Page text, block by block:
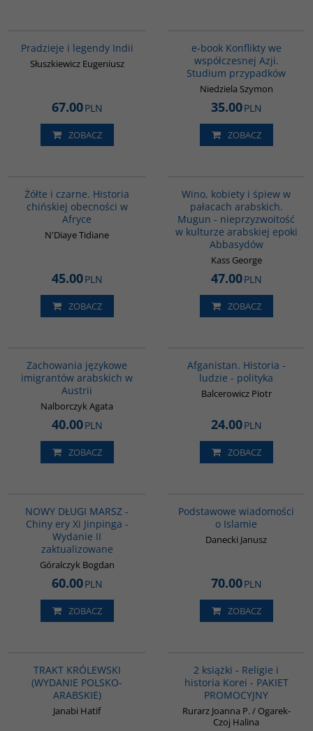
Pradzieje i legendy Indii
Słuszkiewicz Eugeniusz
67.00PLN
ZOBACZ
e-book Konflikty we
współczesnej Azji.
Studium przypadków
Niedziela Szymon
35.00PLN
ZOBACZ
Żółte i czarne. Historia
chińskiej obecności w
Afryce
N'Diaye Tidiane
45.00PLN
ZOBACZ
Wino, kobiety i śpiew w
pałacach arabskich.
Mugun - nieprzyzwoitość
w kulturze arabskiej epoki
Abbasydów
Kass George
47.00PLN
ZOBACZ
Zachowania językowe
imigrantów arabskich w
Austrii
Nalborczyk Agata
40.00PLN
ZOBACZ
Afganistan. Historia -
ludzie - polityka
Balcerowicz Piotr
24.00PLN
ZOBACZ
NOWY DŁUGI MARSZ -
Chiny ery Xi Jinpinga -
Wydanie II
zaktualizowane
Góralczyk Bogdan
60.00PLN
ZOBACZ
Podstawowe wiadomości
o Islamie
Danecki Janusz
70.00PLN
ZOBACZ
TRAKT KRÓLEWSKI
(WYDANIE POLSKO-
ARABSKIE)
Janabi Hatif
2 książki - Religie i
historia Korei - PAKIET
PROMOCYJNY
Rurarz Joanna P. / Ogarek-
Czoj Halina